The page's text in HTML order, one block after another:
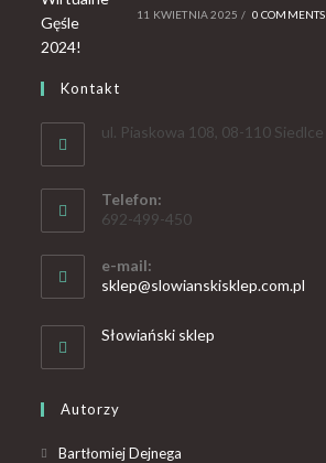
11 KWIETNIA 2025 / 0 COMMENTS
Kontakt
ul. Piaskowa 108, 08-110 Siedlce
Telefon:
692-499-450
e-mail:
sklep@slowianskisklep.com.pl
Słowiański sklep
Autorzy
Bartłomiej Dejnega